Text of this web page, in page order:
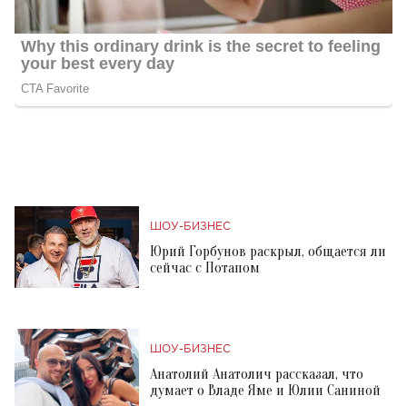
ШОУ-БИЗНЕС
Юрий Горбунов раскрыл, общается ли
сейчас с Потапом
ШОУ-БИЗНЕС
Анатолий Анатолич рассказал, что
думает о Владе Яме и Юлии Саниной